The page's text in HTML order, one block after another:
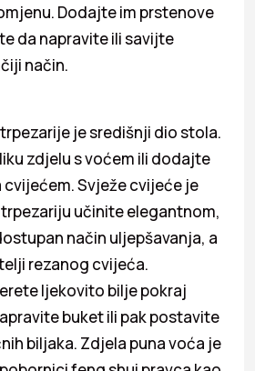
Dodajte im prstenove
da napravite ili savijte
način.
je središnji dio stola.
zdjelu s voćem ili dodajte
cvijećem. Svježe cvijeće je
učinite elegantnom,
način uljepšavanja, a
rezanog cvijeća.
ljekovito bilje pokraj
buket ili pak postavite
biljaka. Zdjela puna voća je